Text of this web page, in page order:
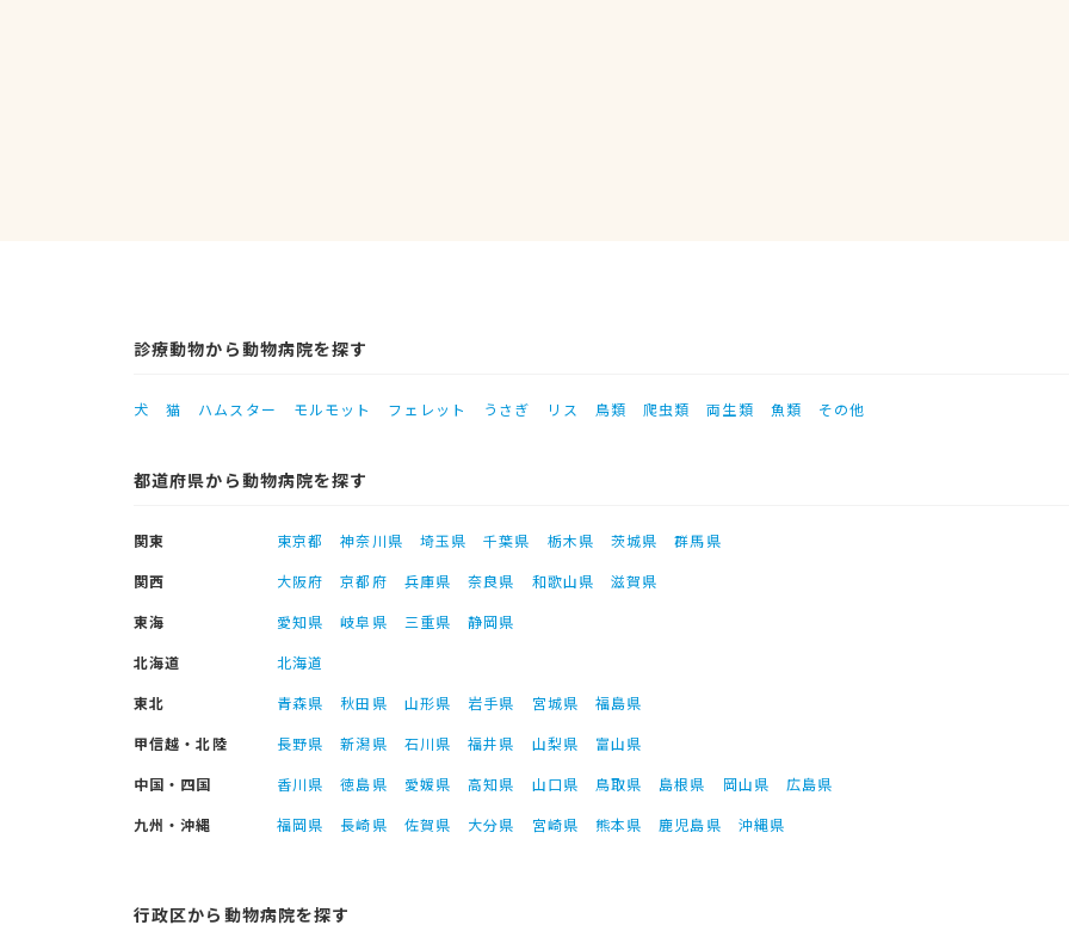
診療動物から動物病院を探す
犬 猫 ハムスター モルモット フェレット うさぎ リス 鳥類 爬虫類 両生類 魚類 その他
都道府県から動物病院を探す
関東 東京都 神奈川県 埼玉県 千葉県 栃木県 茨城県
群馬県
関西
大阪府 京都府 兵庫県 奈良県 和歌山県
滋賀県
東海
愛知県 岐阜県 三重県
静岡県
北海道
北海道
東北
青森県 秋田県 山形県 岩手県 宮城県
福島県
甲信越・北陸
長野県 新潟県 石川県 福井県 山梨県
富山県
中国・四国
香川県 徳島県 愛媛県 高知県 山口県 鳥取県 島根県 岡山県
広島県
九州・沖縄
福岡県 長崎県 佐賀県 大分県 宮崎県 熊本県 鹿児島県 沖縄県
行政区から動物病院を探す